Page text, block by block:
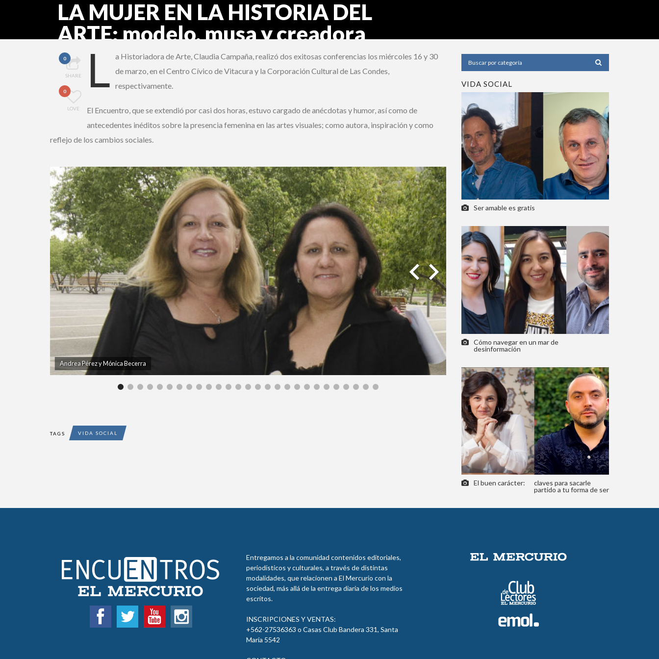
LA MUJER EN LA HISTORIA DEL
ARTE: modelo, musa y creadora
0
SHARE
0
LOVE
L a Historiadora de Arte, Claudia Campaña, realizó dos exitosas conferencias los miércoles 16 y 30
de marzo, en el Centro Cívico de Vitacura y la Corporación Cultural de Las Condes,
respectivamente.
El Encuentro, que se extendió por casi dos horas, estuvo cargado de anécdotas y humor, así como de
antecedentes inéditos sobre la presencia femenina en las artes visuales; como autora, inspiración y como
reflejo de los cambios sociales.
Andrea Pérez y Mónica Becerra
TAGS VIDA SOCIAL
VIDA SOCIAL
Ser amable es gratis
Cómo navegar en un mar de
desinformación
El buen carácter:
claves para sacarle
partido a tu forma de ser
Entregamos a la comunidad contenidos editoriales,
periodísticos y culturales, a través de distintas
modalidades, que relacionen a El Mercurio con la
sociedad, más allá de la entrega diaria de los medios
escritos.
INSCRIPCIONES Y VENTAS:
+562-27536363 o Casas Club Bandera 331, Santa
María 5542